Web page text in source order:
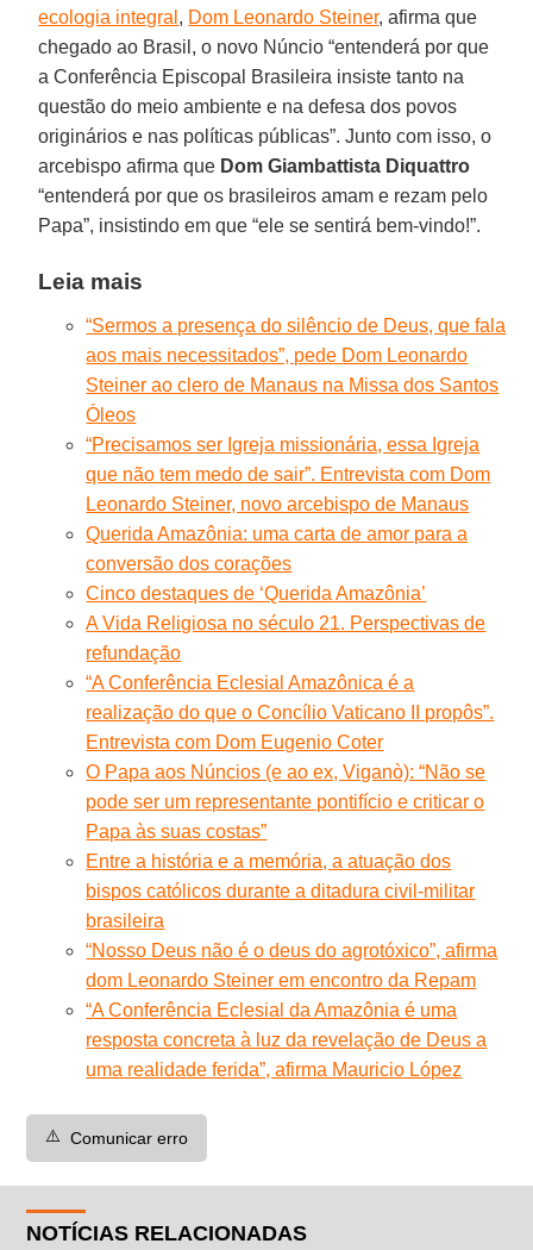
ecologia integral , Dom Leonardo Steiner, afirma que
chegado ao Brasil, o novo Núncio “entenderá por que
a Conferência Episcopal Brasileira insiste tanto na
questão do meio ambiente e na defesa dos povos
originários e nas políticas públicas”. Junto com isso, o
arcebispo afirma que Dom Giambattista Diquattro
“entenderá por que os brasileiros amam e rezam pelo
Papa”, insistindo em que “ele se sentirá bem-vindo!”.
Leia mais
“Sermos a presença do silêncio de Deus, que fala
aos mais necessitados”, pede Dom Leonardo
Steiner ao clero de Manaus na Missa dos Santos
Óleos
“Precisamos ser Igreja missionária, essa Igreja
que não tem medo de sair”. Entrevista com Dom
Leonardo Steiner, novo arcebispo de Manaus
Querida Amazônia: uma carta de amor para a
conversão dos corações
Cinco destaques de ‘Querida Amazônia’
A Vida Religiosa no século 21. Perspectivas de
refundação
“A Conferência Eclesial Amazônica é a
realização do que o Concílio Vaticano II propôs”.
Entrevista com Dom Eugenio Coter
O Papa aos Núncios (e ao ex, Viganò): “Não se
pode ser um representante pontifício e criticar o
Papa às suas costas”
Entre a história e a memória, a atuação dos
bispos católicos durante a ditadura civil-militar
brasileira
“Nosso Deus não é o deus do agrotóxico”, afirma
dom Leonardo Steiner em encontro da Repam
“A Conferência Eclesial da Amazônia é uma
resposta concreta à luz da revelação de Deus a
uma realidade ferida”, afirma Mauricio López
⚠️ Comunicar erro
NOTÍCIAS RELACIONADAS